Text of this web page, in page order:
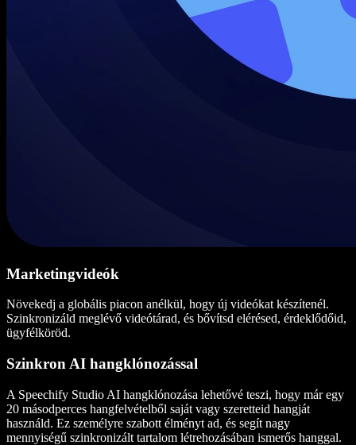
Marketingvideók
Növekedj a globális piacon anélkül, hogy új videókat készítenél.
Szinkronizáld meglévő videótárad, és bővítsd elérésed, érdeklődőid,
ügyfélköröd.
Szinkron AI hangklónozással
A Speechify Studio AI hangklónozása lehetővé teszi, hogy már egy
20 másodperces hangfelvételből saját vagy szeretteid hangját
használd. Ez személyre szabott élményt ad, és segít nagy
mennyiségű szinkronizált tartalom létrehozásában ismerős hanggal.